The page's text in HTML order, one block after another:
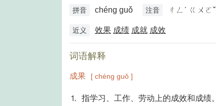
拼音 chéng guǒ 注音 ㄔㄥˊ ㄍㄨㄛˇ
近义 效果 成绩 成就 成效
词语解释
成果 [ chéng guǒ ]
⒈ 指学习、工作、劳动上的成效和成绩。